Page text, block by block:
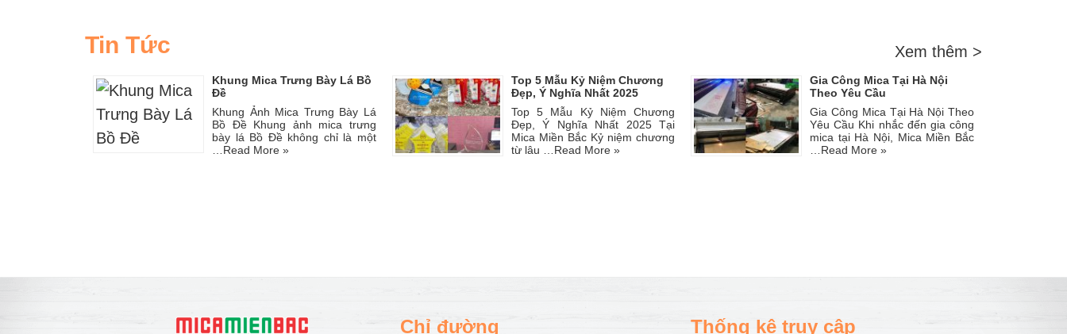
Tin Tức Xem thêm >
Khung Mica Trưng Bày Lá Bồ
Đề
Khung Ảnh Mica Trưng Bày Lá
Bồ Đề Khung ảnh mica trưng
bày lá Bồ Đề không chỉ là một
Read More »
Top 5 Mẫu Kỷ Niệm Chương
Đẹp, Ý Nghĩa Nhất 2025
Top 5 Mẫu Kỷ Niệm Chương
Đẹp, Ý Nghĩa Nhất 2025 Tại
Mica Miền Bắc Kỷ niệm chương
từ lâu … Read More »
Gia Công Mica Tại Hà Nội
Theo Yêu Cầu
Gia Công Mica Tại Hà Nội Theo
Yêu Cầu Khi nhắc đến gia công
mica tại Hà Nội, Mica Miền Bắc
Read More »
Chỉ đường Thống kê truy cập